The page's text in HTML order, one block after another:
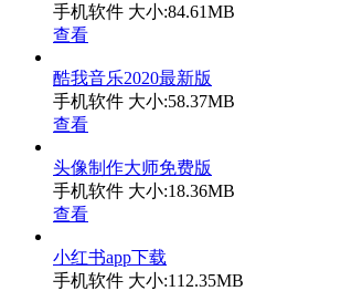
手机软件 大小:84.61MB
查看
酷我音乐2020最新版
手机软件 大小:58.37MB
查看
头像制作大师免费版
手机软件 大小:18.36MB
查看
小红书app下载
手机软件 大小:112.35MB